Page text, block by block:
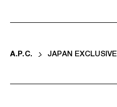
A. P. C. JAPAN EXCLUSIVE